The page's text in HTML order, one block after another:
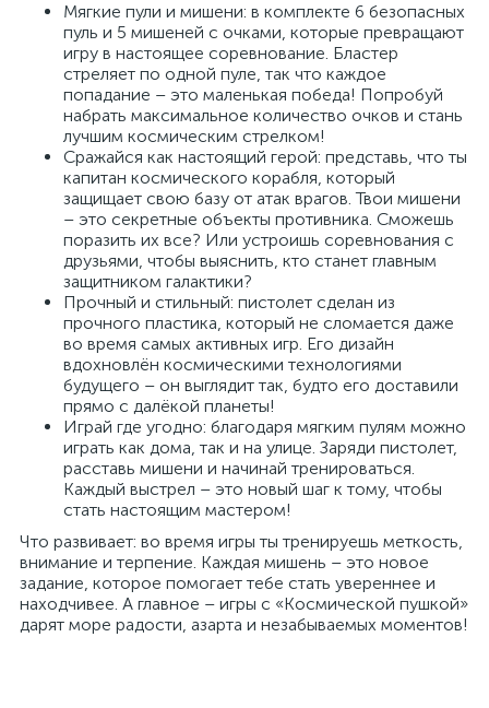
Мягкие пули и мишени: в комплекте 6 безопасных
пуль и 5 мишеней с очками, которые превращают
игру в настоящее соревнование. Бластер
стреляет по одной пуле, так что каждое
попадание – это маленькая победа! Попробуй
набрать максимальное количество очков и стань
лучшим космическим стрелком!
Сражайся как настоящий герой: представь, что ты
капитан космического корабля, который
защищает свою базу от атак врагов. Твои мишени
– это секретные объекты противника. Сможешь
поразить их все? Или устроишь соревнования с
друзьями, чтобы выяснить, кто станет главным
защитником галактики?
Прочный и стильный: пистолет сделан из
прочного пластика, который не сломается даже
во время самых активных игр. Его дизайн
вдохновлён космическими технологиями
будущего – он выглядит так, будто его доставили
прямо с далёкой планеты!
Играй где угодно: благодаря мягким пулям можно
играть как дома, так и на улице. Заряди пистолет,
расставь мишени и начинай тренироваться.
Каждый выстрел – это новый шаг к тому, чтобы
стать настоящим мастером!
Что развивает: во время игры ты тренируешь меткость,
внимание и терпение. Каждая мишень – это новое
задание, которое помогает тебе стать увереннее и
находчивее. А главное – игры с «Космической пушкой»
дарят море радости, азарта и незабываемых моментов!